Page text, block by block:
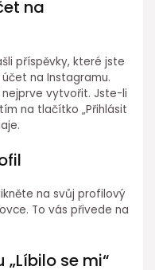
na
příspěvky, které jste
na Instagramu.
vytvořit. Jste-li
na tlačítko „Přihlásit
na svůj profilový
To vás přivede na
se mi“